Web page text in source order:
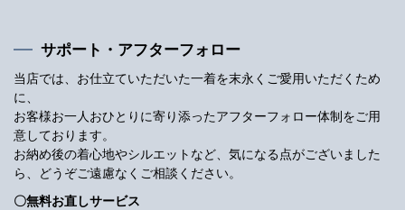
サポート・アフターフォロー
当店では、お仕立ていただいた一着を末永くご愛用いただくため
に、
お客様お一人おひとりに寄り添ったアフターフォロー体制をご用
意しております。
お納め後の着心地やシルエットなど、気になる点がございました
ら、どうぞご遠慮なくご相談ください。
〇無料お直しサービス